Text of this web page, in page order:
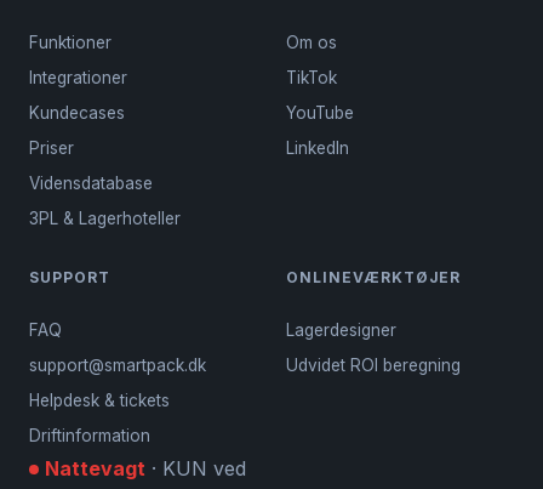
Funktioner
Integrationer
Kundecases
Priser
Vidensdatabase
3PL & Lagerhoteller
Om os
TikTok
YouTube
LinkedIn
SUPPORT
FAQ
support@smartpack.dk
Helpdesk & tickets
Driftinformation
Nattevagt · KUN ved
ONLINEVÆRKTØJER
Lagerdesigner
Udvidet ROI beregning